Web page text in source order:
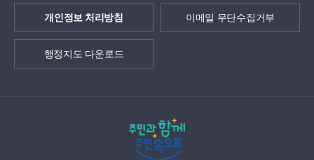
개인정보 처리방침 이메일 무단수집거부
행정지도 다운로드